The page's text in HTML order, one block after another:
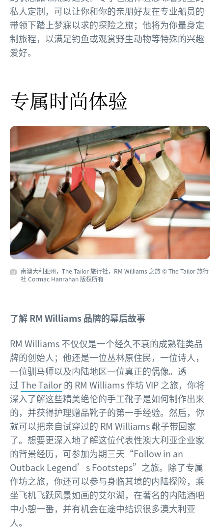
私人定制，可以让你和你的亲朋好友在专业船员的
带领下踏上梦寐以求的探险之旅；他将为你量身定
制旅程，以满足钓鱼或观赏野生动物等特殊的兴趣
爱好。
专属时尚体验
南澳大利亚州，The Tailor 旅行社，RM Williams 之旅 © The Tailor 旅行
社 Cormac Hanrahan 版权所有
了解 RM Williams 品牌的幕后故事
RM Williams 不仅仅是一个经久不衰的成熟鞋类品
牌的创始人；他还是一位丛林原住民，一位诗人，
一位驯马师以及内陆地区一位真正的偶像。透
过The Tailor的 RM Williams 作坊 VIP 之旅，你将
深入了解这些精美绝伦的手工靴子是如何制作出来
的，并获得护理赠品靴子的第一手经验。然后，你
就可以把亲自试穿过的 RM Williams 靴子带回家
了。想要更深入地了解这位代表性澳大利亚企业家
的背景经历，可参加为期三天“Follow in an
Outback Legend’s Footsteps”之旅。除了专属
作坊之旅，你还可以参与身临其境的内陆探险，乘
坐飞机飞跃风景如画的艾尔湖，在著名的内陆酒吧
中小憩一番，并有机会在途中结识很多澳大利亚
人。